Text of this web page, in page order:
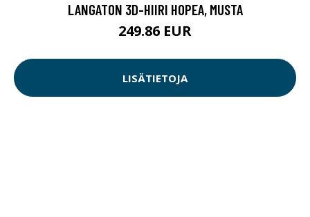
LANGATON 3D-HIIRI HOPEA, MUSTA
249.86 EUR
LISÄTIETOJA